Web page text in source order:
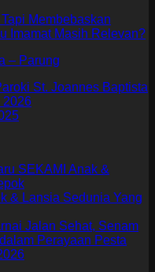
Membebaskan
Imamat Masih Relevan?
– Parung
St. Joannes Baptista
2026
SEKAMI Anak &
& Lansia Sedunia Yang
Jalan Sehat, Senam
Perayaan Pesta